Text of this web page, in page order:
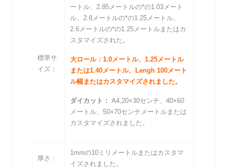
標準サ
イズ：
ートル、2.85メートルの*の1.03メート
ル、2.8メートルの*の1.25メートル、
2.6メートルの*の1.25メートルまたはカ
スタマイズされた。
大ロール：1.0メートル、1.25メートル
または1.40メートル、Lengh 100メート
ル幅またはカスタマイズされました。
ダイカット： A4,20×30センチ、40×60
メートル、50×70センチメートルまたは
カスタマイズされました。
厚さ：
1mmの10ミリメートルまたはカスタマ
イズされました。